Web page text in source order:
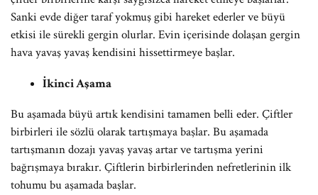
Sanki evde diğer taraf yokmuş gibi hareket ederler ve büyü
etkisi ile sürekli gergin olurlar. Evin içerisinde dolaşan gergin
hava yavaş yavaş kendisini hissettirmeye başlar.
İkinci Aşama
Bu aşamada büyü artık kendisini tamamen belli eder. Çiftler
birbirleri ile sözlü olarak tartışmaya başlar. Bu aşamada
tartışmanın dozajı yavaş yavaş artar ve tartışma yerini
bağrışmaya bırakır. Çiftlerin birbirlerinden nefretlerinin ilk
tohumu bu aşamada başlar.